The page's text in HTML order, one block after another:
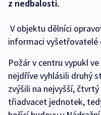
z nedbalosti.
V objektu dělníci
informaci vyšetřovatelé
Požár v centru vypukl
nejdříve vyhlásili druhý
zvýšili na nejvyšší,
třiadvacet jednotek,